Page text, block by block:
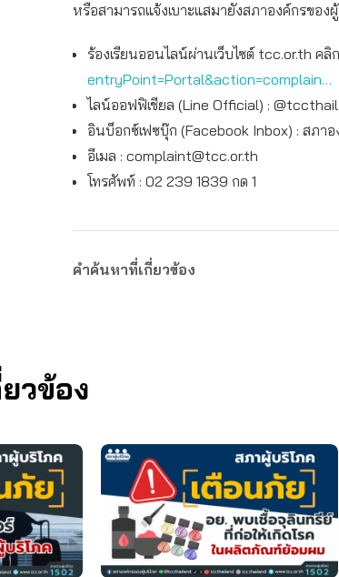
หรือสามารถแจ้งเบาะแสมายังสภาองค์กรขอ
ร้องเรียนออนไลน์ผ่านเว็บไซต์ tcc.or.th คลิ
entryPoint=Portal&action=complain…
ไลน์ออฟฟิเชียล (Line Official) :
อินบ็อกซ์เฟซบุ๊ก (Facebook Inbox) : สภาอ
อีเมล : complaint@tcc.or.th
โทรศัพท์ : 02 239 1839 กด 1
คำค้นหาที่เกี่ยวข้อง
วข้อง